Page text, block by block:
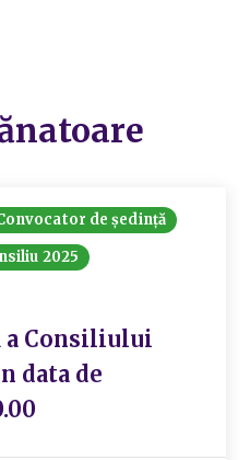
de ședință
2025
a Consiliului
data de